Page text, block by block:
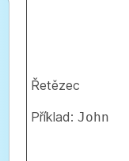
Řetězec
Příklad: John D